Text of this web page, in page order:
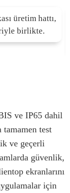
ve IP65 dahil
tamamen test
ve geçerli
güvenlik,
ekranlarını
için